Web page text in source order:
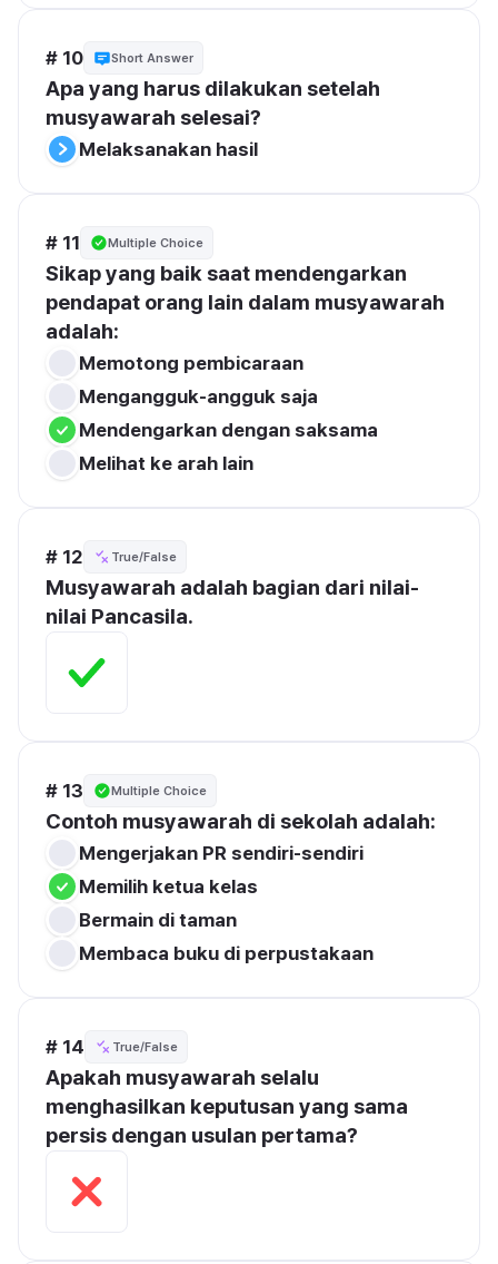
# 10 Short Answer
Apa yang harus dilakukan setelah
musyawarah selesai?
Melaksanakan hasil
# 11 Multiple Choice
Sikap yang baik saat mendengarkan
pendapat orang lain dalam musyawarah
adalah:
Memotong pembicaraan
Mengangguk-angguk saja
Mendengarkan dengan saksama
Melihat ke arah lain
# 12 True/False
Musyawarah adalah bagian dari nilai-
nilai Pancasila.
# 13 Multiple Choice
Contoh musyawarah di sekolah adalah:
Mengerjakan PR sendiri-sendiri
Memilih ketua kelas
Bermain di taman
Membaca buku di perpustakaan
# 14 True/False
Apakah musyawarah selalu
menghasilkan keputusan yang sama
persis dengan usulan pertama?